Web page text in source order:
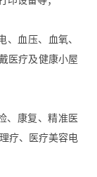
血压、血氧、
医疗及健康小屋
、康复、精准医
疗、医疗美容电